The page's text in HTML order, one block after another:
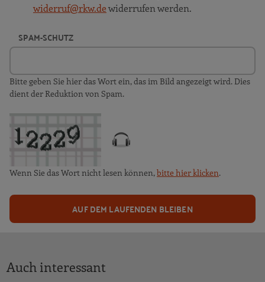
widerruf@rkw.dewiderrufen werden.
SPAM-SCHUTZ
Bitte geben Sie hier das Wort ein, das im Bild angezeigt wird. Dies
dient der Reduktion von Spam.
Wenn Sie das Wort nicht lesen können, bitte hier klicken.
AUF DEM LAUFENDEN BLEIBEN
Auch interessant